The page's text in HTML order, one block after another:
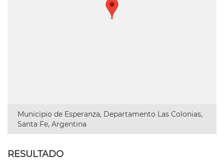
Municipio de Esperanza, Departamento Las Colonias,
Santa Fe, Argentina
RESULTADO